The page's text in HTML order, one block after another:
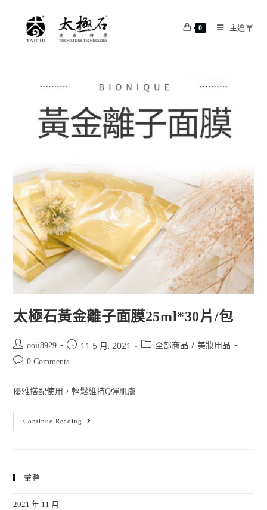
0 主選單
太極石黃金離子面膜25ml*30片/包
ooii8929 11 5 月, 2021 全部商品 / 美妝用品
0 Comments
優雅搭配使用，輕鬆維持Q彈肌膚
Continue Reading
彙整
2021 年 11 月